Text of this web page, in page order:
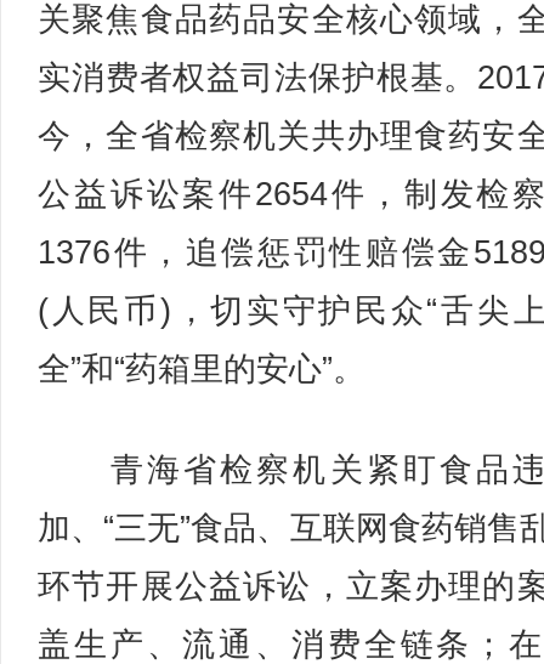
关聚焦食品药品安全核心领域，
实消费者权益司法保护根基。
今，全省检察机关共办理食药安
公益诉讼案件2654件，制发检
1376件，追偿惩罚性赔偿金
(人民币)，切实守护民众“舌尖
全”和“药箱里的安心”。
青海省检察机关紧盯食品
加、“三无”食品、互联网食药销售
环节开展公益诉讼，立案办理的
盖生产、流通、消费全链条；